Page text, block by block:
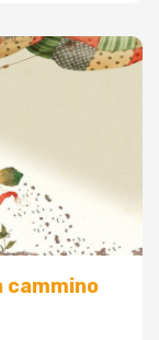
cammino